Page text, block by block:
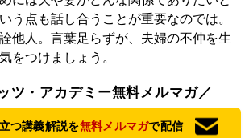
う点も話し合うことが重要なのでは。
他人。言葉足らずが、夫婦の不仲を生
をつけましょう。
ツ・アカデミー無料メルマガ／
つ講義解説を無料メルマガで配信